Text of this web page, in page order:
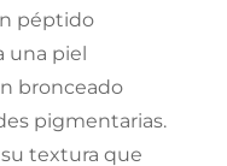
péptido
una piel
bronceado
pigmentarias.
su textura que